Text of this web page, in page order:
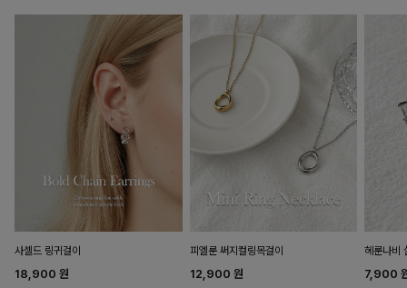
사셀드 링귀걸이
18,900 원
피엘룬 써지컬링목걸이
12,900 원
헤룬나비
7,900